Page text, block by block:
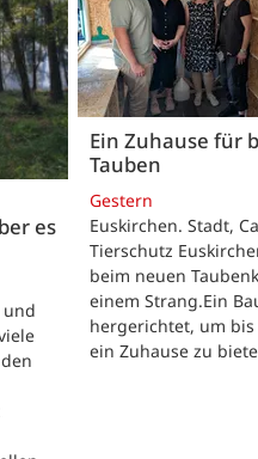
es
und
Ein Zuhause für
Tauben
Gestern
Euskirchen. Stadt,
Tierschutz
beim neuen
einem Strang.Ein
hergerichtet, um bis
ein Zuhause zu